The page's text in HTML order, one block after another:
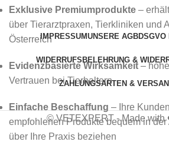
Exklusive Premiumprodukte –
über Tierarztpraxen, Tierkliniken und
Österreich
Evidenzbasierte Wirksamkeit –
Vertrauen bei Tierhaltern
Einfache Beschaffung – Ihre
empfohlenen Produkte bequem in
über Ihre Praxis beziehen
IMPRESSUMUNSERE AGBDSGVO
WIDERRUFSBELEHRUNG &
ZAHLUNGSARTEN &
© VETEXPERT - Made